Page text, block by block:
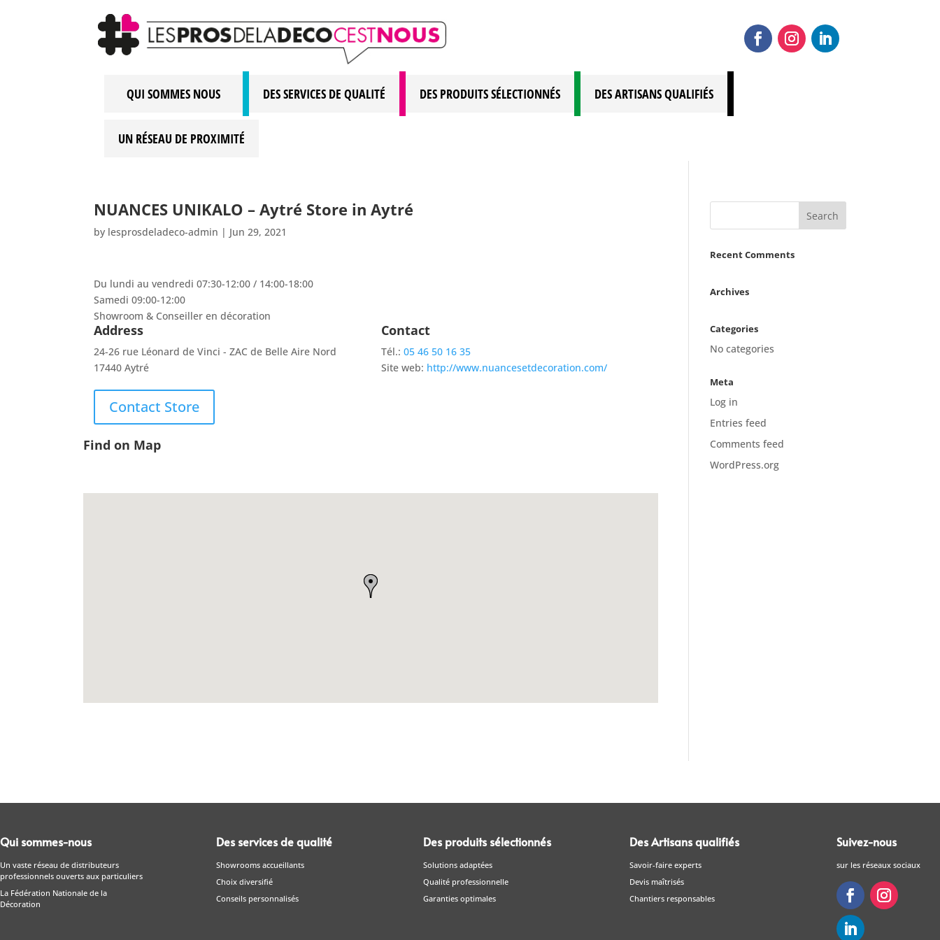
QUI SOMMES NOUS DES SERVICES DE QUALITÉ DES PRODUITS SÉLECTIONNÉS DES ARTISANS QUALIFIÉS
UN RÉSEAU DE PROXIMITÉ
NUANCES UNIKALO – Aytré Store in Aytré
by lesprosdeladeco-admin | Jun 29, 2021
Du lundi au vendredi 07:30-12:00 / 14:00-18:00
Samedi 09:00-12:00
Showroom & Conseiller en décoration
Address
24-26 rue Léonard de Vinci - ZAC de Belle Aire Nord
17440 Aytré
Contact
Tél.:05 46 50 16 35
Site web: http://www.nuancesetdecoration.com/
Contact Store
Find on Map
Recent Comments
Archives
Categories
No categories
Meta
Log in
Entries feed
Comments feed
WordPress.org
Qui sommes-nous
Un vaste réseau de distributeurs
professionnels ouverts aux particuliers
La Fédération Nationale de la
Décoration
Des services de qualité
Showrooms accueillants
Choix diversifié
Conseils personnalisés
Des produits sélectionnés
Solutions adaptées
Qualité professionnelle
Garanties optimales
Des Artisans qualifiés
Savoir-faire experts
Devis maîtrisés
Chantiers responsables
Suivez-nous
sur les réseaux sociaux